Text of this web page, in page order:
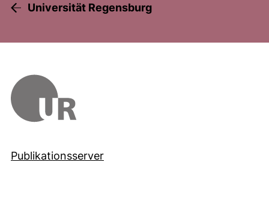
Universität Regensburg
Publikationsserver